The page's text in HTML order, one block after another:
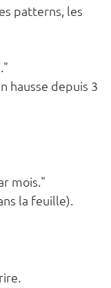
patterns, les
hausse depuis 3
mois."
la feuille).